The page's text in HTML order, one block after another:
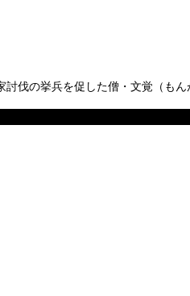
伐の挙兵を促した僧・文覚（も